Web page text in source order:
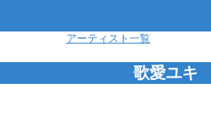
アーティスト一覧
歌愛ユキ